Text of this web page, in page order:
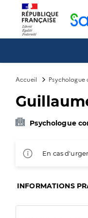
Accueil Psychologue
Psychologue
En cas
INFORMATIONS
Panneau de gestion des